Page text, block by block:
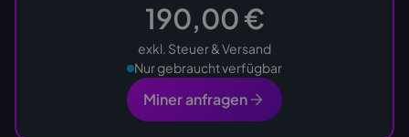
190,00 €
exkl. Steuer & Versand
Nur gebraucht verfügbar
Miner anfragen